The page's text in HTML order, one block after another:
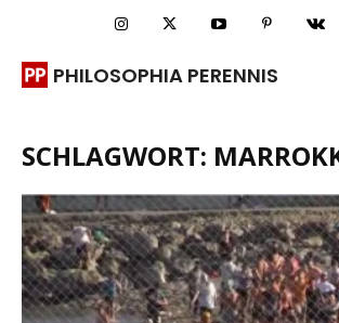
PHILOSOPHIA PERENNIS
SCHLAGWORT: